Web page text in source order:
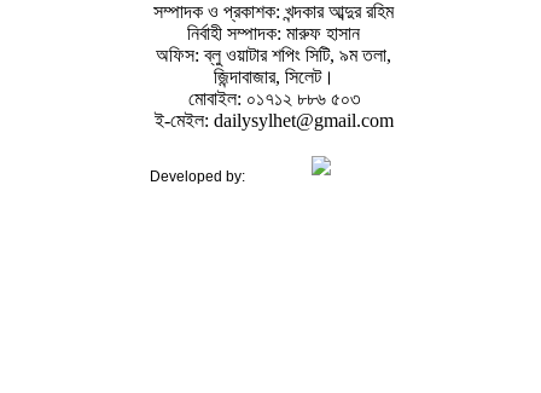
সম্পাদক ও প্রকাশক: খন্দকার আব্দুর রহিম
নির্বাহী সম্পাদক: মারুফ হাসান
অফিস: ব্লু ওয়াটার শপিং সিটি, ৯ম তলা,
জিন্দাবাজার, সিলেট।
মোবাইল: ০১৭১২ ৮৮৬ ৫০৩
ই-মেইল: dailysylhet@gmail.com
Developed by: